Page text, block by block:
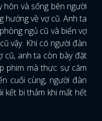
hôn và sống bên người
hướng về vợ cũ. Anh ta
ngủ cũ và biến vợ
vậy. Khi có người đàn
cũ, anh ta còn bày đặt
phim mà thực sự căm
cuối cùng, người đàn
kết bi thảm khi mất hết